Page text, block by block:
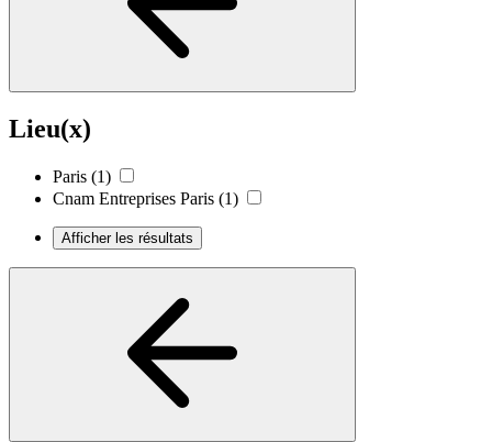
Lieu(x)
Paris (1)
Cnam Entreprises Paris (1)
Afficher les résultats